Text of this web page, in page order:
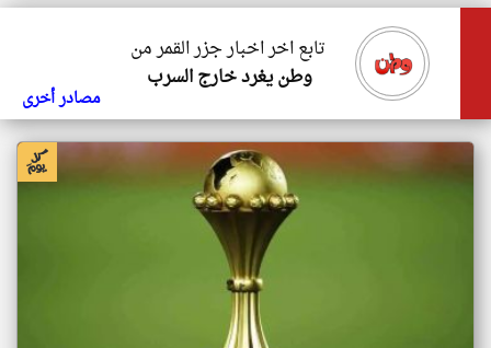
تابع اخر اخبار جزر القمر من
وطن يغرد خارج السرب
مصادر أخرى